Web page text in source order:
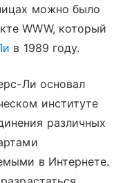
можно было
WWW, который
в 1989 году.
Ли основал
институте
различных
в Интернете.